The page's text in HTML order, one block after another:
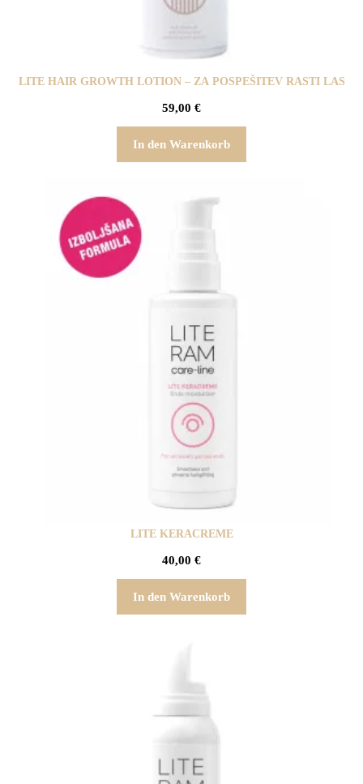
LITE HAIR GROWTH LOTION – ZA POSPEŠITEV RASTI LAS
59,00 €
In den Warenkorb
LITE KERACREME
40,00 €
In den Warenkorb